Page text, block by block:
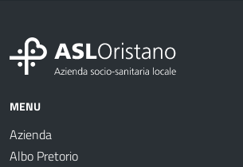
MENU
Azienda
Albo Pretorio